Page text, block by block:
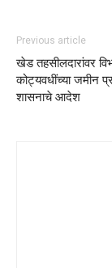
Previous article
खेड तहसीलदारांवर
कोट्यवधींच्या जमीन
शासनाचे आदेश